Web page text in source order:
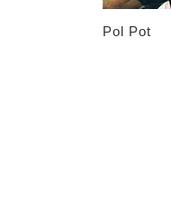
Pol Pot